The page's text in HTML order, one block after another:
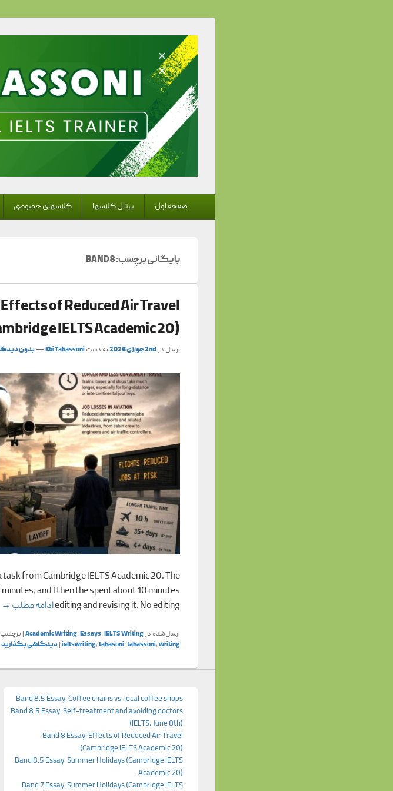
– IELTS Trainer
صفحه اول پرتال کلاسها کلاسهای خصوصی
بایگانی برچسب:BAND8
of Reduced Air Travel
IELTS Academic 20)
ارسال در2nd جولای 2026 به دستEbi Tahassoni
—بدون
from Cambridge IELTS Academic 20. The
and I then the spent about 10 minutes
editing and revising it. No editingادامه مطلب →
ارسال‌شده در Academic Writing,Essays,IELTS Writing
| برچسب
ieltswriting,tahasoni,tahassoni,writing
|دیدگاهی بگذارید
Band 8.5 Essay: Coffee chains vs. local coffee shops
Band 8.5 Essay: Self-treatment and avoiding doctors
(IELTS, June 8th)
Band 8 Essay: Effects of Reduced Air Travel
(Cambridge IELTS Academic 20)
Band 8.5 Essay: Summer Holidays (Cambridge IELTS
Academic 20)
Band 7 Essay: Summer Holidays (Cambridge IELTS